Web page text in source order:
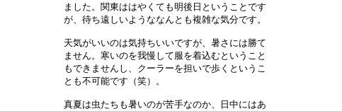
ました。関東ははやくても明後日ということです
が、待ち遠しいようななんとも複雑な気分です。
天気がいいのは気持ちいいですが、暑さには勝て
ません。寒いのを我慢して服を着込むということ
もできませんし、クーラーを担いで歩くというこ
とも不可能です（笑）。
真夏は虫たちも暑いのが苦手なのか、日中にはあ